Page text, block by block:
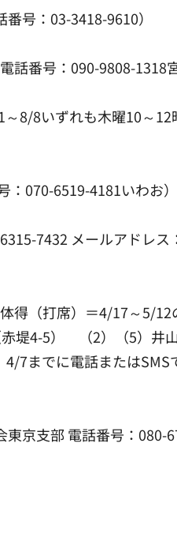
号：03-3418-9610）
番号：090-9808-1318宮
～8/8いずれも木曜10～
070-6519-4181いわお）
7432 メールアドレス
得（打席）＝4/17～5/12
堤4-5） （2）（5）井
7までに電話またはSMS
京支部 電話番号：080-